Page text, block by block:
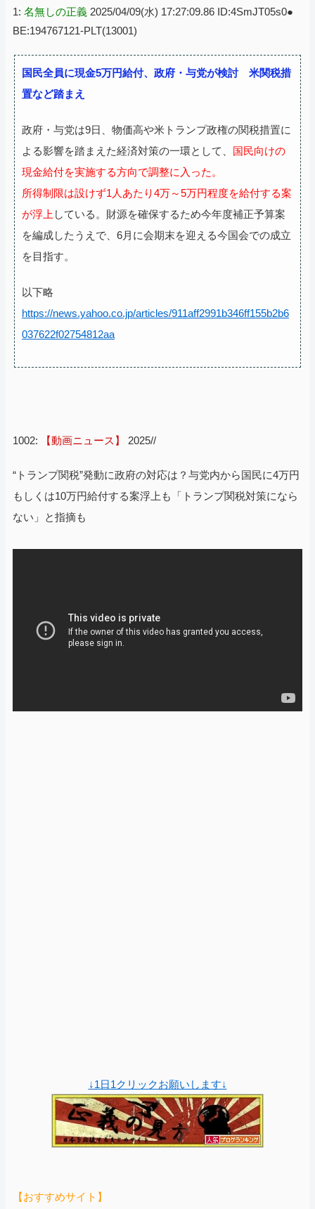
1: 名無しの正義 2025/04/09(水) 17:27:09.86 ID:4SmJT05s0●
BE:194767121-PLT(13001)
国民全員に現金5万円給付、政府・与党が検討 米関税措
置など踏まえ
政府・与党は9日、物価高や米トランプ政権の関税措置に
よる影響を踏まえた経済対策の一環として、 国民向けの
現金給付を実施する方向で調整に入った。
所得制限は設けず1人あたり4万～5万円程度を給付する案
が浮上 している。財源を確保するため今年度補正予算案
を編成したうえで、6月に会期末を迎える今国会での成立
を目指す。
以下略
https://news.yahoo.co.jp/articles/911aff2991b346ff155b2b6
037622f02754812aa
1002: 【動画ニュース】 2025//
“トランプ関税”発動に政府の対応は？与党内から国民に4万円
もしくは10万円給付する案浮上も「トランプ関税対策になら
ない」と指摘も
↓1日1クリックお願いします↓
【おすすめサイト】